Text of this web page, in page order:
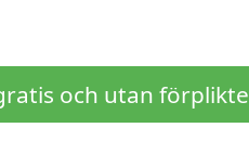
och utan